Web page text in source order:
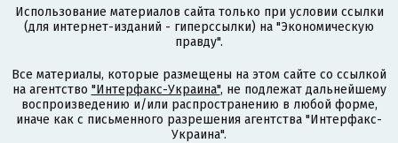
Использование материалов сайта только при условии ссылки
(для интернет-изданий - гиперссылки) на "Экономическую
правду".
Все материалы, которые размещены на этом сайте со ссылкой
на агентство "Интерфакс-Украина", не подлежат дальнейшему
воспроизведению и/или распространению в любой форме,
иначе как с письменного разрешения агентства "Интерфакс-
Украина".